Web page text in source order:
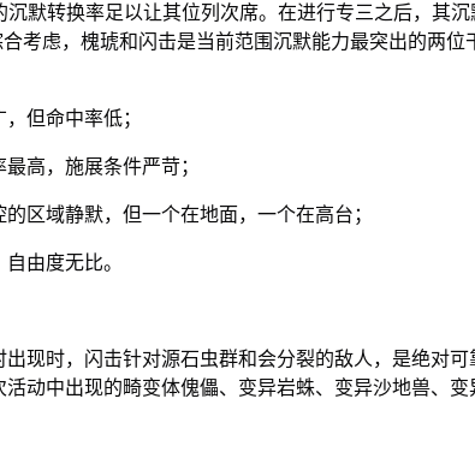
沉默转换率足以让其位列次席。在进行专三之后，其
考虑，槐琥和闪击是当前范围沉默能力最突出的两位
但命中率低；
高，施展条件严苛；
区域静默，但一个在地面，一个在高台；
由度无比。
出现时，闪击针对源石虫群和会分裂的敌人，是绝对
活动中出现的畸变体傀儡、变异岩蛛、变异沙地兽、